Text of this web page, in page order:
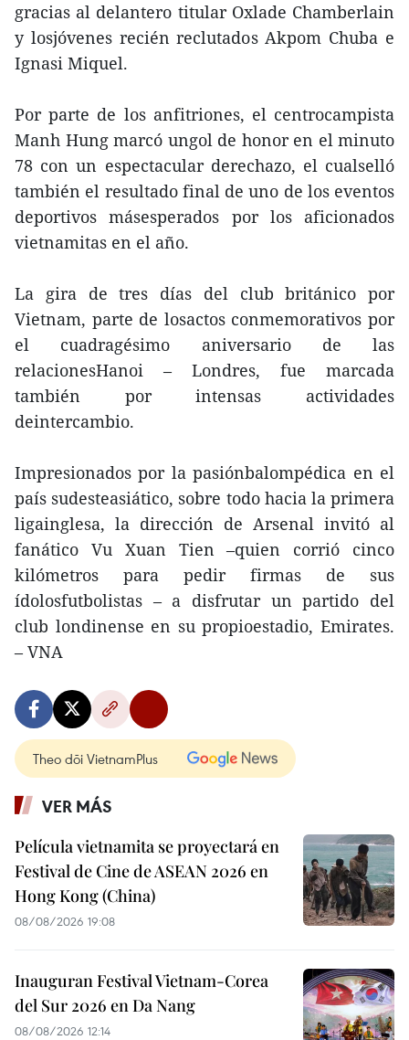
gracias al delantero titular Oxlade Chamberlain
y losjóvenes recién reclutados Akpom Chuba e
Ignasi Miquel.
Por parte de los anfitriones, el centrocampista
Manh Hung marcó ungol de honor en el minuto
78 con un espectacular derechazo, el cualselló
también el resultado final de uno de los eventos
deportivos másesperados por los aficionados
vietnamitas en el año.
La gira de tres días del club británico por
Vietnam, parte de losactos conmemorativos por
el cuadragésimo aniversario de las
relacionesHanoi – Londres, fue marcada
también por intensas actividades
deintercambio.
Impresionados por la pasiónbalompédica en el
país sudesteasiático, sobre todo hacia la primera
ligainglesa, la dirección de Arsenal invitó al
fanático Vu Xuan Tien –quien corrió cinco
kilómetros para pedir firmas de sus
ídolosfutbolistas – a disfrutar un partido del
club londinense en su propioestadio, Emirates.
– VNA
Theo dõi VietnamPlus
VER MÁS
Película vietnamita se proyectará en
Festival de Cine de ASEAN 2026 en
Hong Kong (China)
08/08/2026 19:08
Inauguran Festival Vietnam-Corea
del Sur 2026 en Da Nang
08/08/2026 12:14